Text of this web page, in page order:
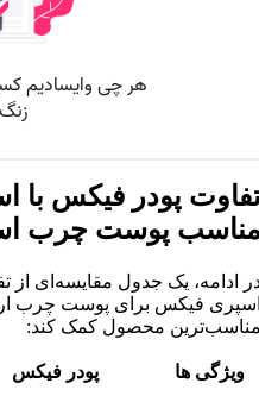
پودر فیکس با
پوست چرب
ادامه، یک جدول مقایسه‌ای از
فیکس برای پوست چرب
محصول کمک کند:
ویژگی ها پودر فیکس